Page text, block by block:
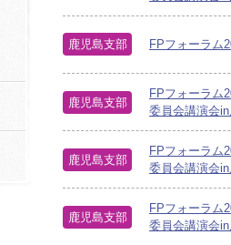
鹿児島支部 FPフォーラム
鹿児島支部
FPフォーラム
委員会講演会
鹿児島支部
FPフォーラム
委員会講演会
鹿児島支部
FPフォーラム
委員会講演会